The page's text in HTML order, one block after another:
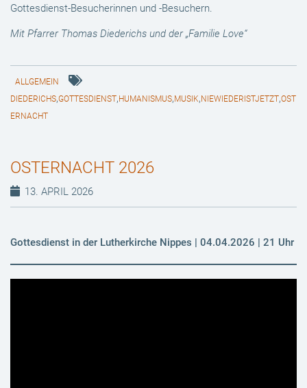
Gottesdienst-Besucherinnen und -Besuchern.
Mit Pfarrer Thomas Diederichs und der „Familie Love“
ALLGEMEIN
DIEDERICHS,GOTTESDIENST,HUMANISMUS,MUSIK,NIEWIEDERISTJETZT,OST
ERNACHT
OSTERNACHT 2026
13. APRIL 2026
Gottesdienst in der Lutherkirche Nippes | 04.04.2026 | 21 Uhr